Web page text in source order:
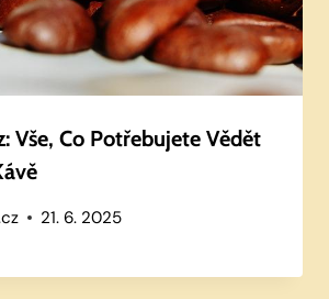
Vše, Co Potřebujete Vědět
21. 6. 2025